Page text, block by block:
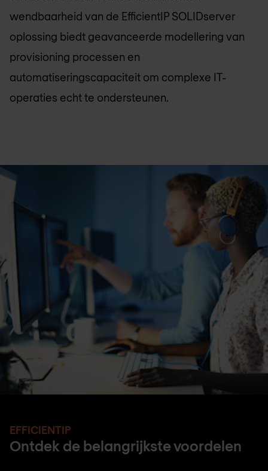
wendbaarheid van de EfficientIP SOLIDserver
oplossing biedt geavanceerde modellering van
provisioning processen en
automatiseringscapaciteit om complexe IT-
operaties echt te ondersteunen.
EFFICIENTIP
Ontdek de belangrijkste voordelen